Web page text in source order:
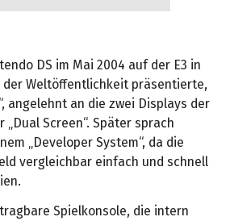
DS im Mai 2004 auf der E3 in
der Weltöffentlichkeit präsentierte,
angelehnt an die zwei Displays der
Screen“. Später sprach
„Developer System“, da die
vergleichbar einfach und schnell
Spielkonsole, die intern